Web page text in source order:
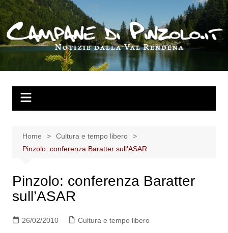
Salta
al
contenuto
Home
Cultura e tempo libero
Pinzolo: conferenza Baratter sull’ASAR
Pinzolo: conferenza Baratter
sull’ASAR
26/02/2010 Cultura e tempo libero